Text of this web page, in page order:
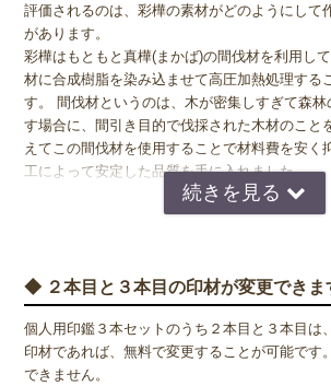
評価されるのは、彩樺の素材がどのようにして
があります。
彩樺はもともと真樺(まかば)の間伐材を利用し
材に合成樹脂を染み込ませて高圧加熱処理する
す。 間伐材というのは、木が密集しすぎて森
す場合に、間引き目的で伐採された木材のこと
えてこの間伐材を使用することで材料費を安く
工によって安定した品質を手に入れました。
本柘のように強度が高く印鑑材料として適した
のは種類が少なく彩樺の原料となる真樺も耐久
ません。しかし、真樺の木は反り返りが少なく
徴も持っているため、合成樹脂との加工により
一般的な木が持つ欠点を補った印鑑素材・彩樺
◆ ２本目と３本目の印材が変更できま
個人用印鑑３本セットのうち２本目と３本目は
印材であれば、無料で変更することが可能です
できません。